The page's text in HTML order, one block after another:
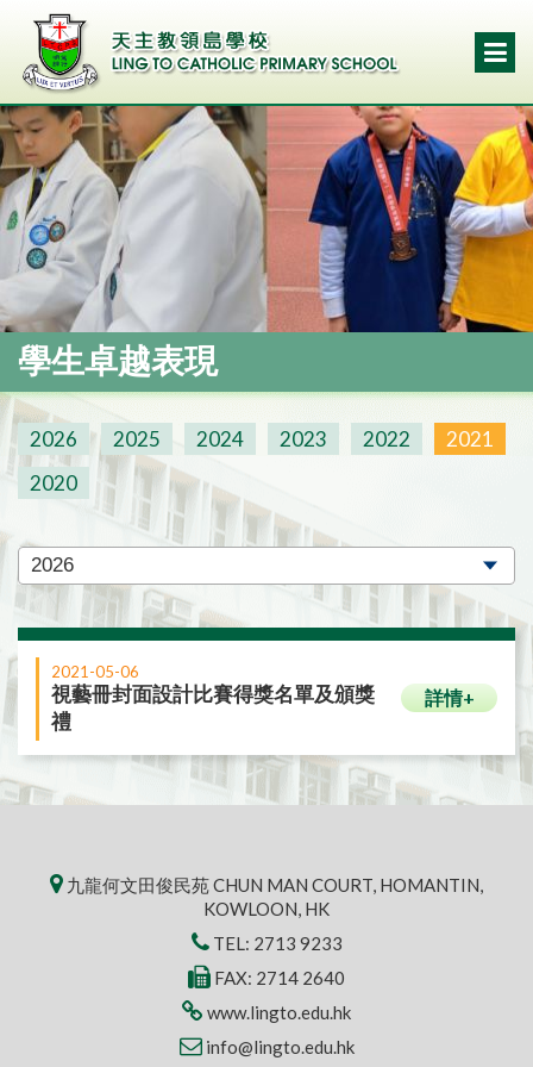
學生卓越表現
2026 2025 2024 2023 2022
2021
2020
2021-05-06
視藝冊封面設計比賽得獎名單及頒獎
禮
詳情+
九龍何文田俊民苑 CHUN MAN COURT, HOMANTIN,
KOWLOON, HK
TEL: 2713 9233
FAX: 2714 2640
www.lingto.edu.hk
info@lingto.edu.hk